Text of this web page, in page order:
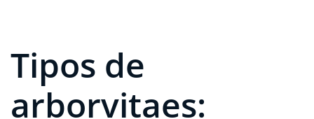
Tipos de
arborvitaes: